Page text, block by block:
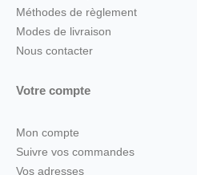
Méthodes de règlement
Modes de livraison
Nous contacter
Votre compte
Mon compte
Suivre vos commandes
Vos adresses